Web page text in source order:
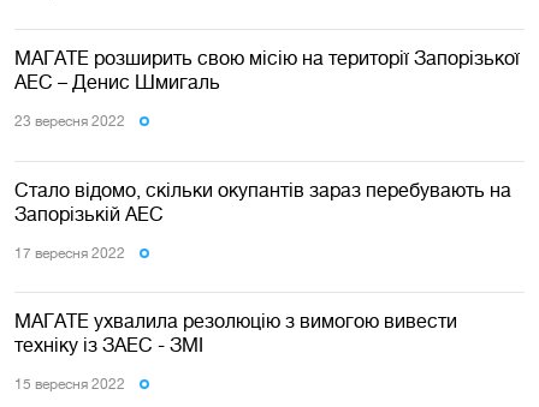
МАГАТЕ розширить свою місію на території Запорізької
АЕС – Денис Шмигаль
23 вересня 2022
Стало відомо, скільки окупантів зараз перебувають на
Запорізькій АЕС
17 вересня 2022
МАГАТЕ ухвалила резолюцію з вимогою вивести
техніку із ЗАЕС - ЗМІ
15 вересня 2022